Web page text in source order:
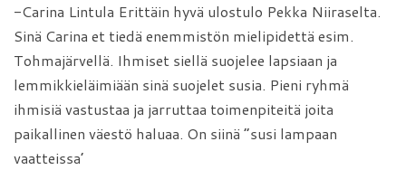
-Carina Lintula Erittäin hyvä ulostulo Pekka Niiraselta.
Sinä Carina et tiedä enemmistön mielipidettä esim.
Tohmajärvellä. Ihmiset siellä suojelee lapsiaan ja
lemmikkieläimiään sinä suojelet susia. Pieni ryhmä
ihmisiä vastustaa ja jarruttaa toimenpiteitä joita
paikallinen väestö haluaa. On siinä ”susi lampaan
vaatteissa’